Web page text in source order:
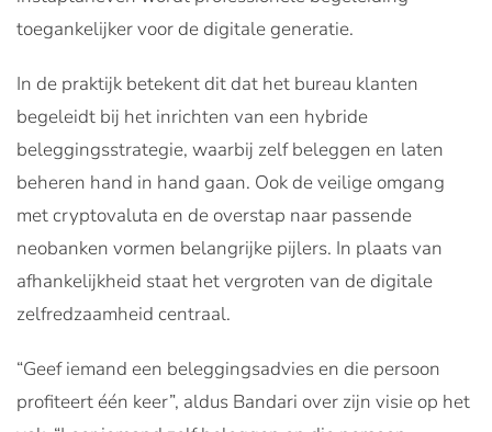
toegankelijker voor de digitale generatie.
In de praktijk betekent dit dat het bureau klanten
begeleidt bij het inrichten van een hybride
beleggingsstrategie, waarbij zelf beleggen en laten
beheren hand in hand gaan. Ook de veilige omgang
met cryptovaluta en de overstap naar passende
neobanken vormen belangrijke pijlers. In plaats van
afhankelijkheid staat het vergroten van de digitale
zelfredzaamheid centraal.
“Geef iemand een beleggingsadvies en die persoon
profiteert één keer”, aldus Bandari over zijn visie op het